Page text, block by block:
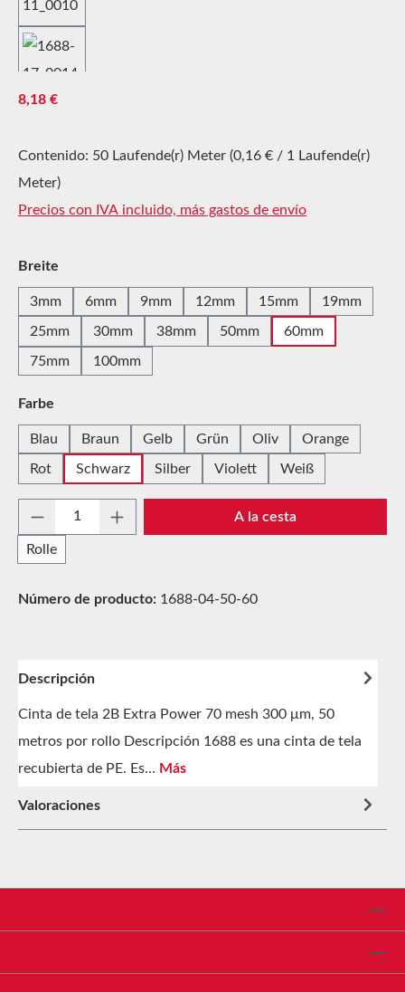
Precio normal:
8,18 €
Contenido: 50 Laufende(r) Meter (0,16 € / 1 Laufende(r)
Meter)
Precios con IVA incluido, más gastos de envío
Seleccione
Breite
3mm 6mm 9mm 12mm 15mm 19mm
25mm 30mm 38mm 50mm 60mm
75mm 100mm
Seleccione
Farbe
Blau Braun Gelb Grün Oliv Orange
Rot Schwarz Silber Violett Weiß
Cantidad del producto: introduce la
Rolle
A la cesta
Número de producto: 1688-04-50-60
Descripción
Cinta de tela 2B Extra Power 70 mesh 300 μm, 50
metros por rollo Descripción 1688 es una cinta de tela
recubierta de PE. Es… Más
Valoraciones